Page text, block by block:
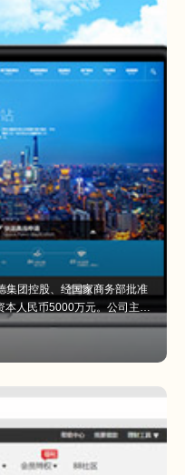
集团控股、经国家商务部批准
人民币5000万元。公司主要
动产抵（质）押典当融资和绝
司的经营目标是经过三年努
的化金融服务公司，并成为一